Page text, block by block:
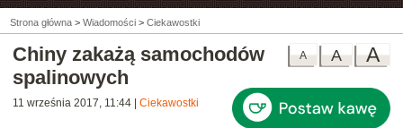
Strona główna > Wiadomości > Ciekawostki
A
A
A
Chiny zakażą samochodów
spalinowych
11 września 2017, 11:44 Ciekawostki